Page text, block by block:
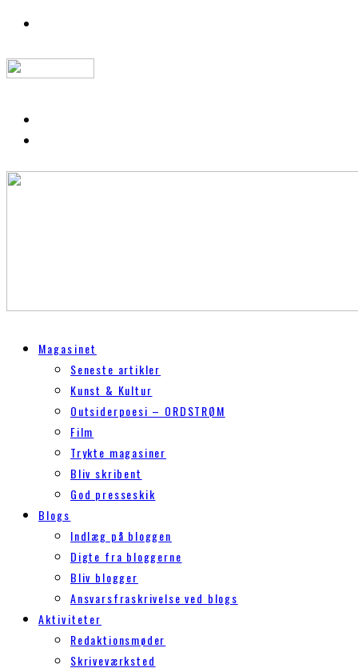
Magasinet
Seneste artikler
Kunst & Kultur
Outsiderpoesi – ORDSTRØM
Film
Trykte magasiner
Bliv skribent
God presseskik
Blogs
Indlæg på bloggen
Digte fra bloggerne
Bliv blogger
Ansvarsfraskrivelse ved blogs
Aktiviteter
Redaktionsmøder
Skriveværksted